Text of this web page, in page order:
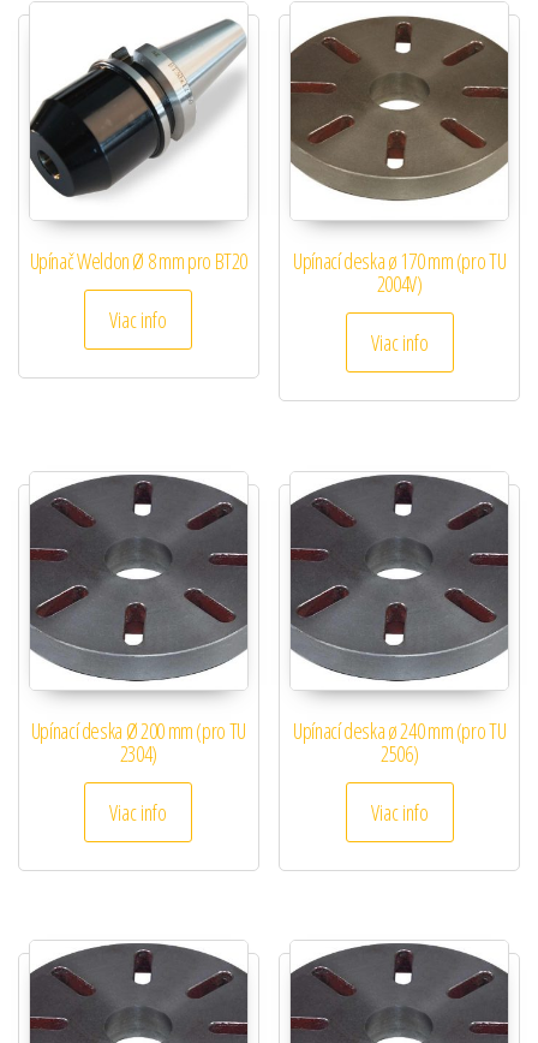
Upínač Weldon Ø 8 mm pro BT20
Viac info
Upínací deska ø 170 mm (pro TU
2004V)
Viac info
Upínací deska Ø 200 mm (pro TU
2304)
Viac info
Upínací deska ø 240 mm (pro TU
2506)
Viac info